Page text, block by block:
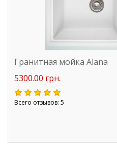
Гранитная мойка Alana
5300.00 грн.
Всего отзывов: 5